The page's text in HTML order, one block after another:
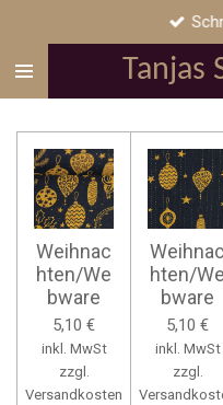
springen
Tanjas
Weihnac
hten/We
bware
5,10 €
inkl. MwSt
zzgl.
Versandkosten
Weihnac
hten/We
bware
5,10 €
inkl. MwSt
zzgl.